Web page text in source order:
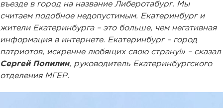
въезде в город на название Либеротабург. Мы
считаем подобное недопустимым. Екатеринбург и
жители Екатеринбурга – это больше, чем негативная
информация в интернете. Екатеринбург – город
патриотов, искренне любящих свою страну!» – сказал
Сергей Попилин, руководитель Екатеринбургского
отделения МГЕР.